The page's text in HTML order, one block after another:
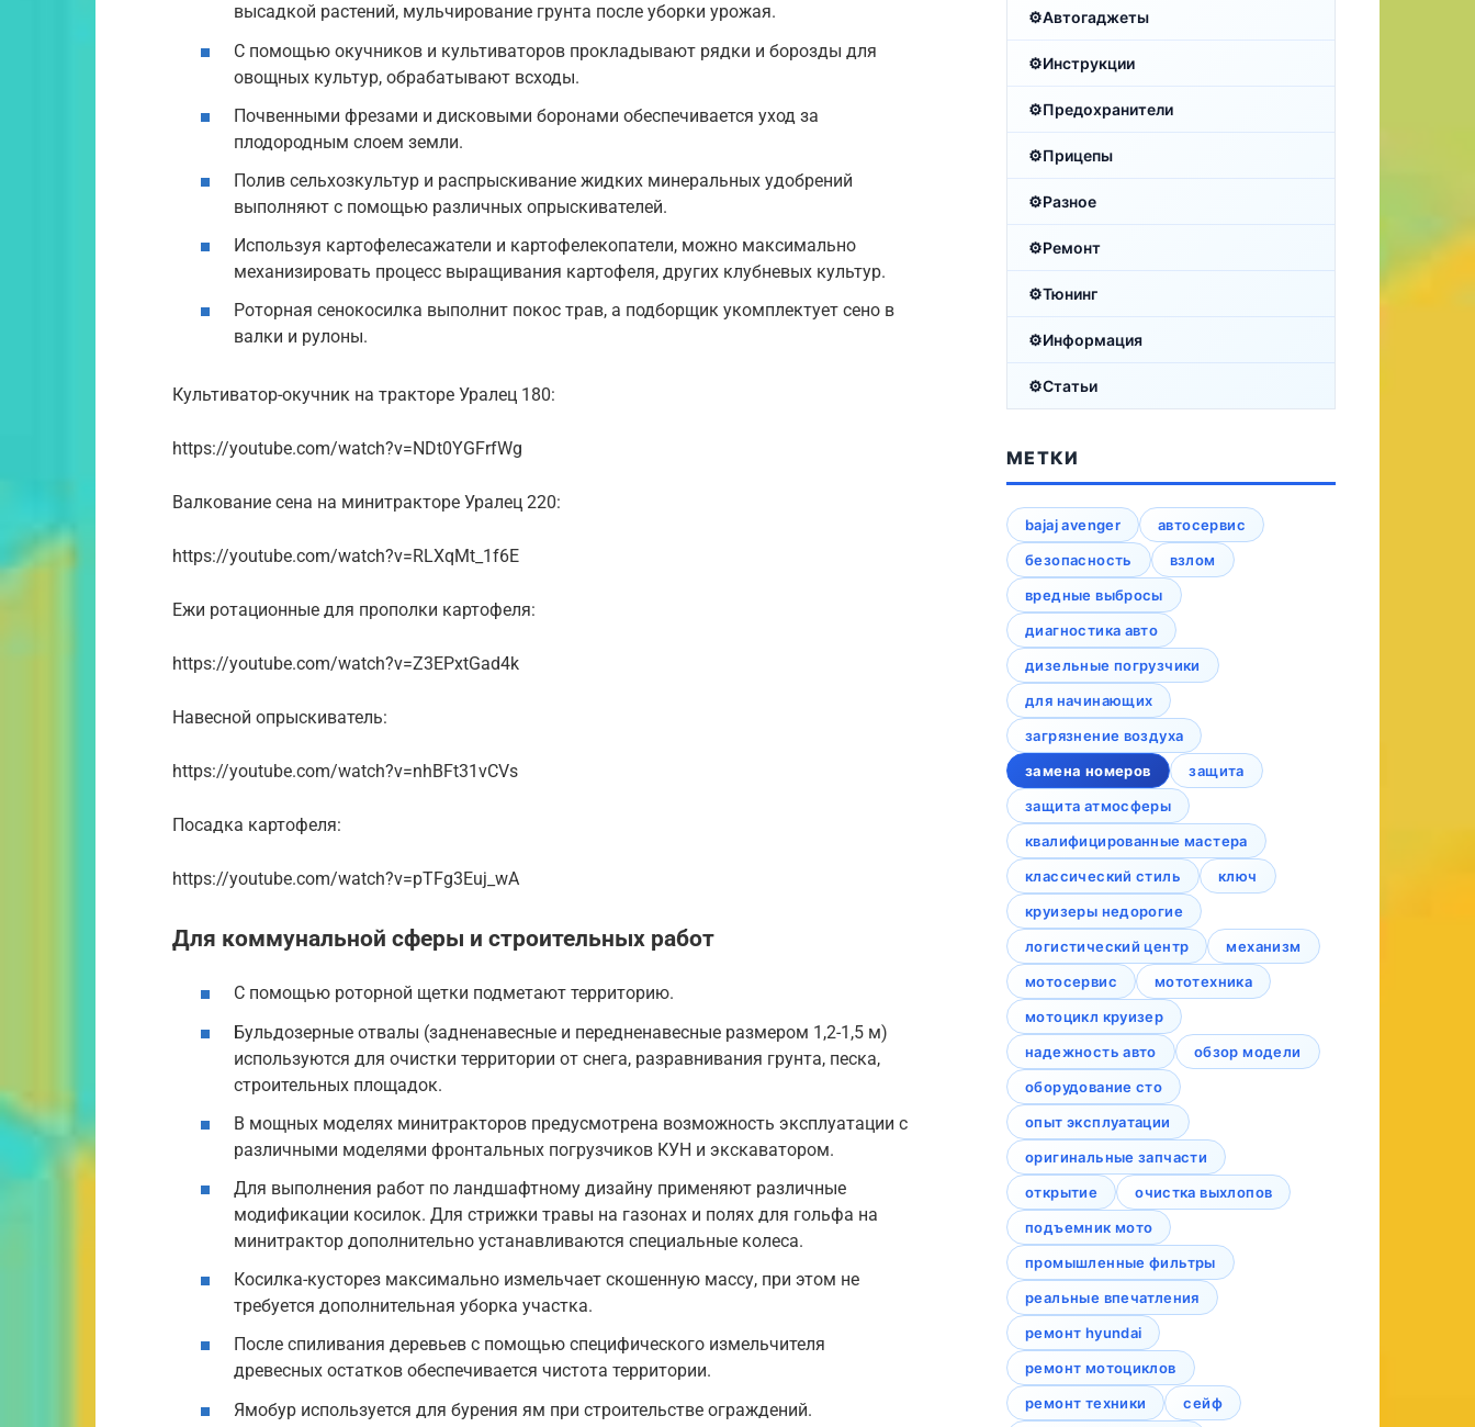
высадкой растений, мульчирование грунта после уборки урожая.
С помощью окучников и культиваторов прокладывают рядки и борозды для
овощных культур, обрабатывают всходы.
Почвенными фрезами и дисковыми боронами обеспечивается уход за
плодородным слоем земли.
Полив сельхозкультур и распрыскивание жидких минеральных удобрений
выполняют с помощью различных опрыскивателей.
Используя картофелесажатели и картофелекопатели, можно максимально
механизировать процесс выращивания картофеля, других клубневых культур.
Роторная сенокосилка выполнит покос трав, а подборщик укомплектует сено в
валки и рулоны.
Культиватор-окучник на тракторе Уралец 180:
https://youtube.com/watch?v=NDt0YGFrfWg
Валкование сена на минитракторе Уралец 220:
https://youtube.com/watch?v=RLXqMt_1f6E
Ежи ротационные для прополки картофеля:
https://youtube.com/watch?v=Z3EPxtGad4k
Навесной опрыскиватель:
https://youtube.com/watch?v=nhBFt31vCVs
Посадка картофеля:
https://youtube.com/watch?v=pTFg3Euj_wA
Для коммунальной сферы и строительных работ
С помощью роторной щетки подметают территорию.
Бульдозерные отвалы (задненавесные и передненавесные размером 1,2-1,5 м)
используются для очистки территории от снега, разравнивания грунта, песка,
строительных площадок.
В мощных моделях минитракторов предусмотрена возможность эксплуатации с
различными моделями фронтальных погрузчиков КУН и экскаватором.
Для выполнения работ по ландшафтному дизайну применяют различные
модификации косилок. Для стрижки травы на газонах и полях для гольфа на
минитрактор дополнительно устанавливаются специальные колеса.
Косилка-кусторез максимально измельчает скошенную массу, при этом не
требуется дополнительная уборка участка.
После спиливания деревьев с помощью специфического измельчителя
древесных остатков обеспечивается чистота территории.
Ямобур используется для бурения ям при строительстве ограждений.
Автогаджеты
Инструкции
Предохранители
Прицепы
Разное
Ремонт
Тюнинг
Информация
Статьи
МЕТКИ
bajaj avenger
автосервис
безопасность
взлом
вредные выбросы
диагностика авто
дизельные погрузчики
для начинающих
загрязнение воздуха
замена номеров
защита
защита атмосферы
квалифицированные мастера
классический стиль
ключ
круизеры недорогие
логистический центр
механизм
мотосервис
мототехника
мотоцикл круизер
надежность авто
обзор модели
оборудование сто
опыт эксплуатации
оригинальные запчасти
открытие
очистка выхлопов
подъемник мото
промышленные фильтры
реальные впечатления
ремонт hyundai
ремонт мотоциклов
ремонт техники
сейф